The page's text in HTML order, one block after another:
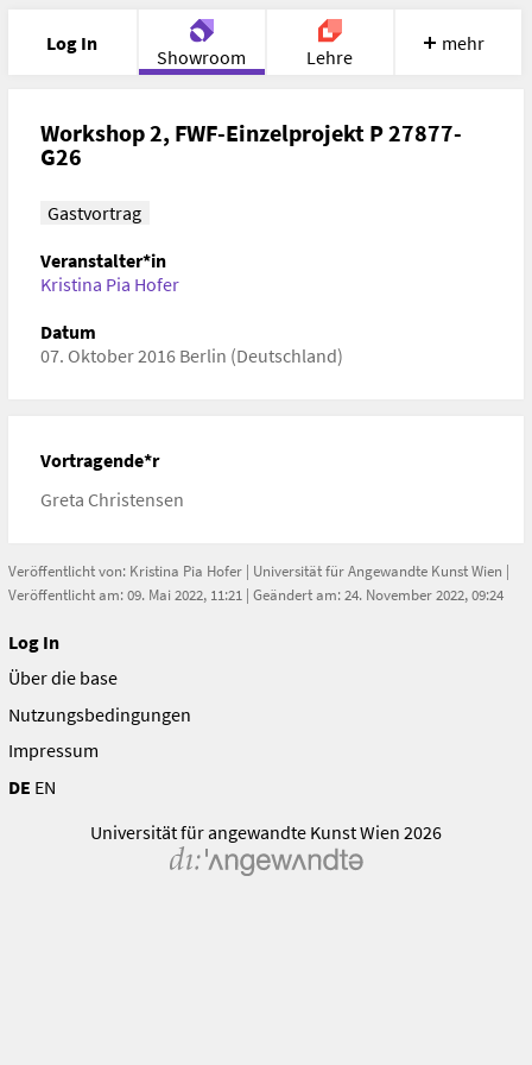
Log In
Showroom Lehre
Portfolio Image Cloud Chat
mehr
Workshop 2, FWF-Einzelprojekt P 27877-
G26
Gastvortrag
Veranstalter*in
Kristina Pia Hofer
Datum
07. Oktober 2016 Berlin (Deutschland)
Vortragende*r
Greta Christensen
Veröffentlicht von: Kristina Pia Hofer| Universität für Angewandte Kunst Wien |
Veröffentlicht am: 09. Mai 2022, 11:21 | Geändert am: 24. November 2022, 09:24
Log In
Über die base
Nutzungsbedingungen
Impressum
DE EN
Universität für angewandte Kunst Wien 2026